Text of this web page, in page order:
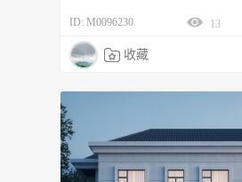
ID: M0096230 13
 收藏